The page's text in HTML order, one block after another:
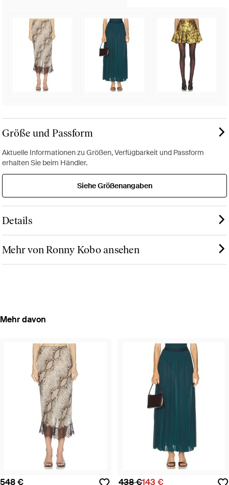
Größe und Passform
Aktuelle Informationen zu Größen, Verfügbarkeit und Passform
erhalten Sie beim Händler.
Siehe Größenangaben
Details
Mehr von Ronny Kobo ansehen
Mehr davon
548 € 438 €143 €